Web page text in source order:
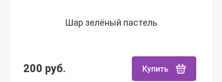
Шар зелёный пастель
200 руб. Купить